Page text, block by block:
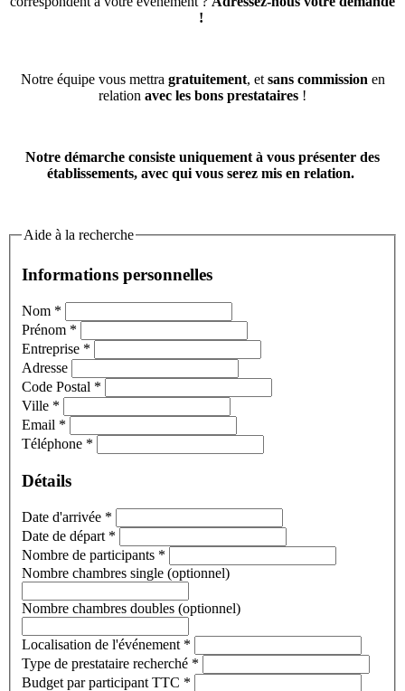
!
Notre équipe vous mettra gratuitement, et sans commission en
relation avec les bons prestataires !
Notre démarche consiste uniquement à vous présenter des
établissements, avec qui vous serez mis en relation.
Aide à la recherche
Informations personnelles
Nom *
Prénom *
Entreprise *
Adresse
Code Postal *
Ville *
Email *
Téléphone *
Détails
Date d'arrivée *
Date de départ *
Nombre de participants *
Nombre chambres single (optionnel)
Nombre chambres doubles (optionnel)
Localisation de l'événement *
Type de prestataire recherché *
Budget par participant TTC *